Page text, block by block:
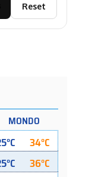
Reset